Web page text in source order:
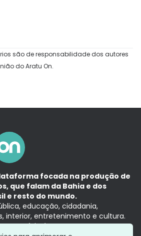
são de responsabilidade dos autores
do Aratu On.
focada na produção de
que falam da Bahia e dos
e resto do mundo.
educação, cidadania,
interior, entretenimento e cultura.
e a notícia é no tempo presente,